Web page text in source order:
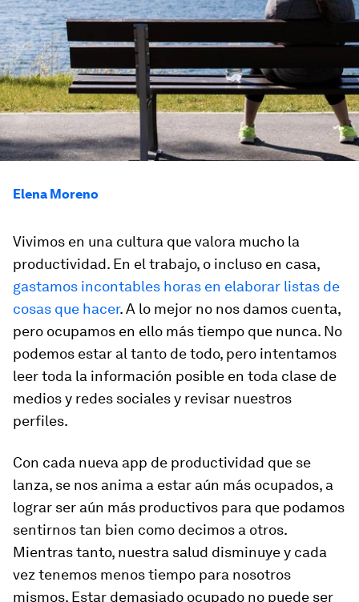
Elena Moreno
Vivimos en una cultura que valora mucho la
productividad. En el trabajo, o incluso en casa,
gastamos incontables horas en elaborar listas de
cosas que hacer. A lo mejor no nos damos cuenta,
pero ocupamos en ello más tiempo que nunca. No
podemos estar al tanto de todo, pero intentamos
leer toda la información posible en toda clase de
medios y redes sociales y revisar nuestros
perfiles.
Con cada nueva app de productividad que se
lanza, se nos anima a estar aún más ocupados, a
lograr ser aún más productivos para que podamos
sentirnos tan bien como decimos a otros.
Mientras tanto, nuestra salud disminuye y cada
vez tenemos menos tiempo para nosotros
mismos. Estar demasiado ocupado no puede ser